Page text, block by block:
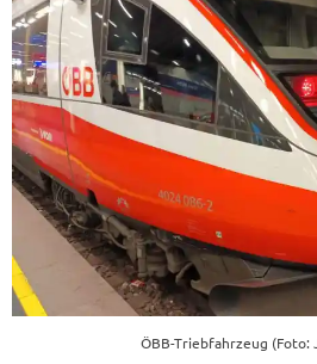
ÖBB-Triebfahrzeug (Foto: